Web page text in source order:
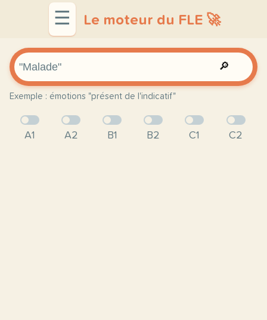
☰ Le moteur du FLE 🚀
🔎
Exemple : émotions "présent de l'indicatif"
A1 A2 B1 B2 C1 C2